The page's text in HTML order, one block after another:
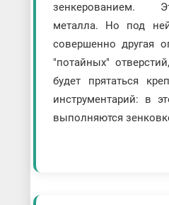
зенкерованием.
металла. Но под ней
совершенно другая
"потайных"
будет прятаться
инструментарий: в
выполняются